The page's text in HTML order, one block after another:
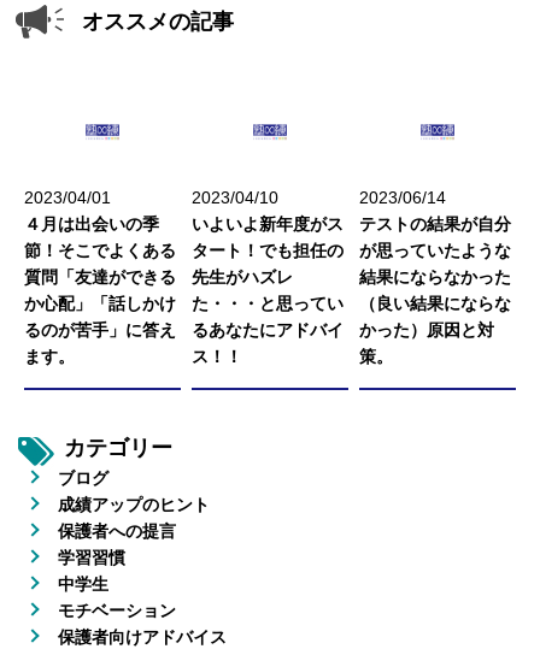
オススメの記事
2023/04/01
４月は出会いの季
節！そこでよくある
質問「友達ができる
か心配」「話しかけ
るのが苦手」に答え
ます。
2023/04/10
いよいよ新年度がス
タート！でも担任の
先生がハズレ
た・・・と思ってい
るあなたにアドバイ
ス！！
2023/06/14
テストの結果が自分
が思っていたような
結果にならなかった
（良い結果にならな
かった）原因と対
策。
カテゴリー
ブログ
成績アップのヒント
保護者への提言
学習習慣
中学生
モチベーション
保護者向けアドバイス